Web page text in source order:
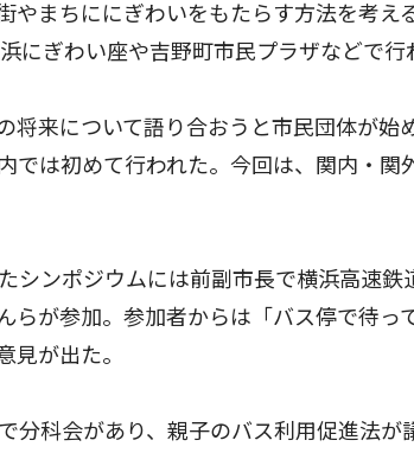
まちににぎわいをもたらす方法を考え
にぎわい座や吉野町市民プラザなどで行
来について語り合おうと市民団体が始
では初めて行われた。今回は、関内・
シンポジウムには前副市長で横浜高速鉄
らが参加。参加者からは「バス停で待っ
見が出た。
分科会があり、親子のバス利用促進法が